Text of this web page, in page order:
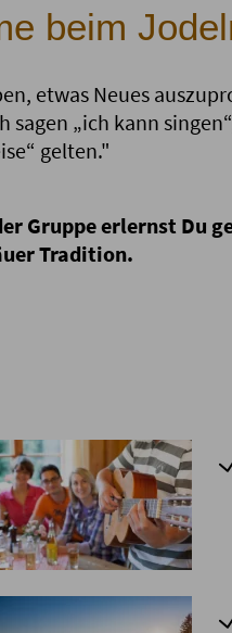
beim
etwas Neues
„ich kann
gelten."
Gruppe erlernst Du
Tradition.